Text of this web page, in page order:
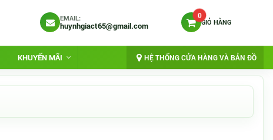
EMAIL:
huynhgiact65@gmail.com
0
GIỎ HÀNG
KHUYẾN MÃI HỆ THỐNG CỬA HÀNG VÀ BẢN ĐỒ